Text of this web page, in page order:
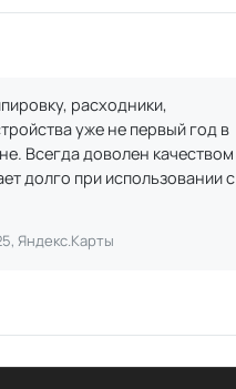
расходники,
уже не первый год в
Всегда доволен качеством
долго при использовании с
Яндекс.Карты